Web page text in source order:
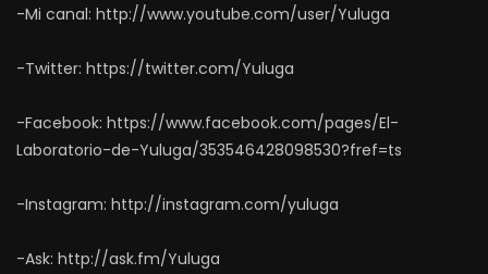
-Mi canal: http://www.youtube.com/user/Yuluga
-Twitter: https://twitter.com/Yuluga
-Facebook: https://www.facebook.com/pages/El-
Laboratorio-de-Yuluga/353546428098530?fref=ts
-Instagram: http://instagram.com/yuluga
-Ask: http://ask.fm/Yuluga